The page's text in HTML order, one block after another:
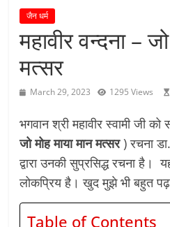
जैन धर्म
महावीर वन्दना –
मत्सर
March 29, 2023 1295 Views
भगवान श्री महावीर स्वामी जी को
जो मोह माया मान मत्सर) रचना
द्वारा उनकी सुप्रसिद्ध रचना है।
लोकप्रिय है। खुद मुझे भी बहुत
Table of Contents